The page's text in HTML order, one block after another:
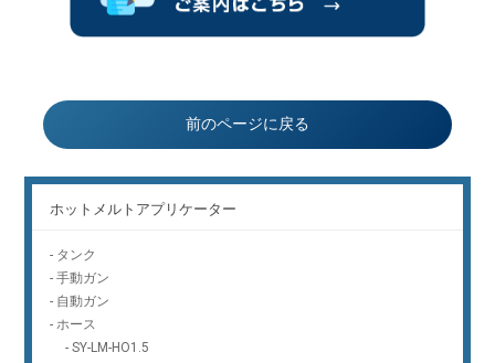
前のページに戻る
ホットメルトアプリケーター
- タンク
- 手動ガン
- 自動ガン
- ホース
-SY-LM-HO1.5